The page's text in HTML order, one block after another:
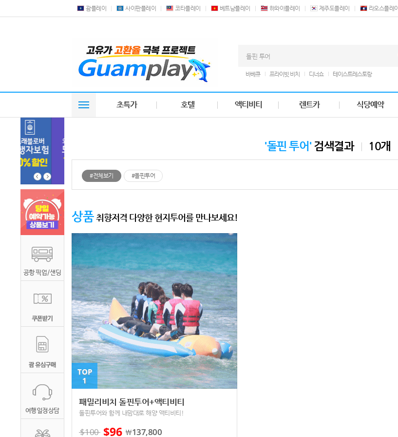
괌플레이 사이판플레이 코타플레이 베트남플레이 하와이플레이 제주도플레이 라오스플레이
바베큐 프라이빗 비치 디너쇼
테이스트레스토랑
오션뷰호텔
에프터눈티 세일즈바베큐
괌플라자
초특가 호텔 액티비티 렌트카 식당예약
'돌핀 투어' 검색결과 10개
#전체보기 #돌핀투어
상품취향저격 다양한 현지투어를 만나보세요!
TOP
1
패밀리비치 돌핀투어+액티비티
돌핀투어와 함께 내맘대로 해양 액티비티!
$100 $96 ￦137,800